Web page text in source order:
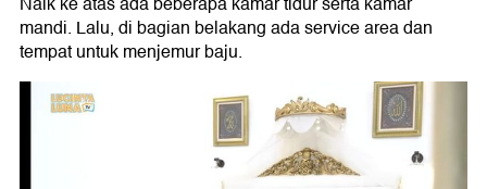
mandi. Lalu, di bagian belakang ada service area dan
tempat untuk menjemur baju.